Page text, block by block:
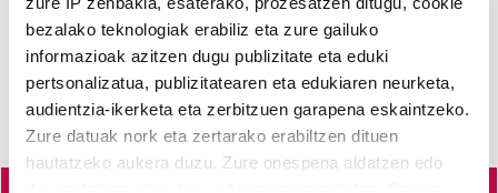
bezalako teknologiak erabiliz eta zure gailuko
informazioak azitzen dugu publizitate eta eduki
pertsonalizatua, publizitatearen eta edukiaren neurketa,
audientzia-ikerketa eta zerbitzuen garapena eskaintzeko.
Zure datuak nork eta zertarako erabiltzen dituen
hautatzeko aukera duzu. Zure onespena aldatzen edo